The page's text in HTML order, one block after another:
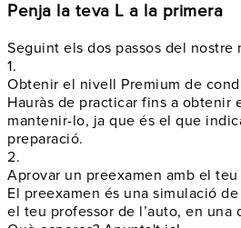
Penja la teva L a la primera
Seguint els dos passos del nostre
1.
Obtenir el nivell Premium de
Hauràs de practicar fins a obtenir
mantenir-lo, ja que és el que
preparació.
2.
Aprovar un preexamen amb el
El preexamen és una simulació
el teu professor de l’auto, en una